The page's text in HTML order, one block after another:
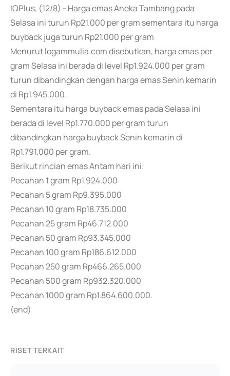
IQPlus, (12/8) - Harga emas Aneka Tambang pada
Selasa ini turun Rp21.000 per gram sementara itu harga
buyback juga turun Rp21.000 per gram
Menurut logammulia.com disebutkan, harga emas per
gram Selasa ini berada di level Rp1.924.000 per gram
turun dibandingkan dengan harga emas Senin kemarin
di Rp1.945.000.
Sementara itu harga buyback emas pada Selasa ini
berada di level Rp1.770.000 per gram turun
dibandingkan harga buyback Senin kemarin di
Rp1.791.000 per gram.
Berikut rincian emas Antam hari ini:
Pecahan 1 gram Rp1.924.000
Pecahan 5 gram Rp9.395.000
Pecahan 10 gram Rp18.735.000
Pecahan 25 gram Rp46.712.000
Pecahan 50 gram Rp93.345.000
Pecahan 100 gram Rp186.612.000
Pecahan 250 gram Rp466.265.000
Pecahan 500 gram Rp932.320.000
Pecahan 1000 gram Rp1.864.600.000.
(end)
RISET TERKAIT